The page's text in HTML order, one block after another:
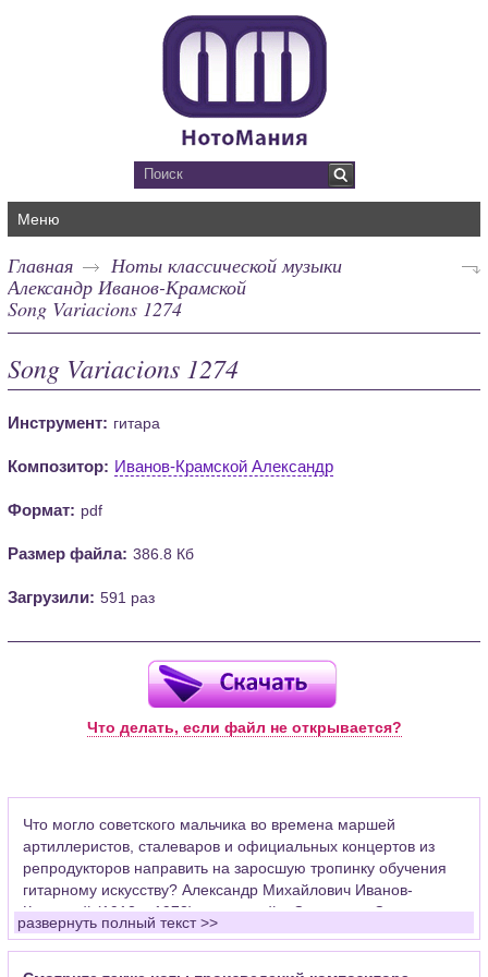
Меню
Главная
Ноты классической музыки
Александр Иванов-Крамской
Song Variacions 1274
Song Variacions 1274
Инструмент: гитара
Композитор: Иванов-Крамской Александр
Формат: pdf
Размер файла: 386.8 Кб
Загрузили: 591 раз
Что делать, если файл не открывается?
Что могло советского мальчика во времена маршей
артиллеристов, сталеваров и официальных концертов из
репродукторов направить на заросшую тропинку обучения
гитарному искусству? Александр Михайлович Иванов-
Крамской (1912 – 1973), известный в Советском Союзе как
автор "Школы игры на шестиструнной гитаре" тоже не думал
о гитаре, как серьезном профессиональном инструменте и
развернуть полный текст >>